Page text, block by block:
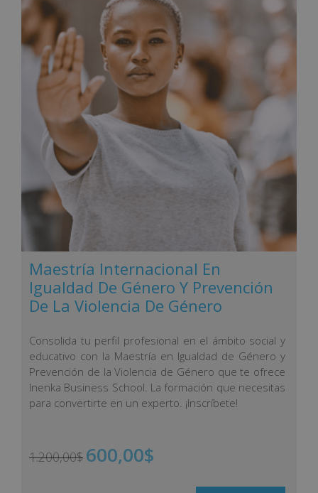
Maestría Internacional En
Igualdad De Género Y Prevención
De La Violencia De Género
Consolida tu perfil profesional en el ámbito social y
educativo con la Maestría en Igualdad de Género y
Prevención de la Violencia de Género que te ofrece
Inenka Business School. La formación que necesitas
para convertirte en un experto. ¡Inscríbete!
1.200,00$ 600,00$